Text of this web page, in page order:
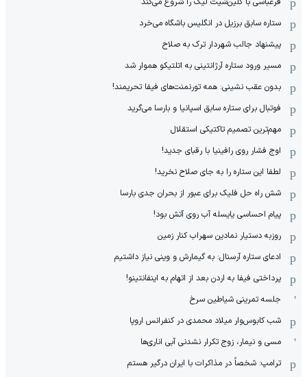
ستاره سابق برزیل در انگلیس باشگاه می‌خرد
پیشنهاد جالب شهردار ترک به صلاح
مسیر ورود ستاره آرژانتینی به اتلتیکو هموار شد
بدون عقب نشینی: همه تورنمنت‌های فیفا تحریمند!
فوتبال برای ستاره سابق اسپانیا و بارسا می‌گرید
مهم‌ترین تصمیم تاکتیکی استقلال
اوج فشار روی رافینیا با رقبای جدید!
لطفا این ستاره را به جای صلاح نخرید!
شش راه حل فلیک برای عبور از بحران جدی بارسا
پیام احساسی یایسله آب روی آتش بود!
روزبه دستیار نمادین سهراب کنار زمین
ادعای ستاره آرسنال: به گیمارش و وینی نیاز داشتیم
پرداختی فیفا به اردن بعد از اتهام به اینفانتینو!
جلسه تمرینی شیاطین سرخ
شب کابوس‌وار میلاد محمدی در کنفرانس اروپا
مسی و نیمار، زوج تکرار نشدنی آبی اناری‌ها
ترامپ: شخصاً در مذاکرات با ایران درگیر هستم